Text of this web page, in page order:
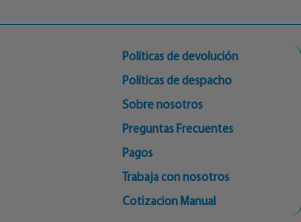
Políticas de devolución
Políticas de despacho
Sobre nosotros
Preguntas Frecuentes
Pagos
Trabaja con nosotros
Cotizacion Manual